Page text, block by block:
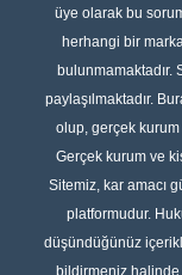
üye olarak bu
herhangi bir
bulunmamaktadır.
paylaşılmaktadır.
olup, gerçek kurum
Gerçek kurum ve
Sitemiz, kar amacı
platformudur.
düşündüğünüz
bildirmeniz